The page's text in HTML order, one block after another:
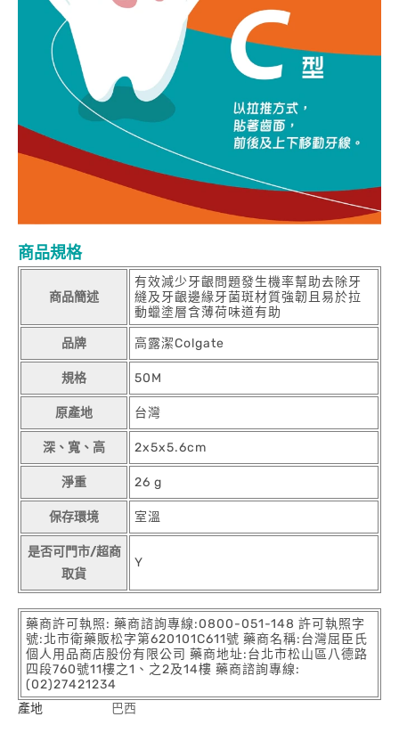
商品規格
商品簡述
有效減少牙齦問題發生機率幫助去除牙
縫及牙齦邊緣牙菌斑材質強韌且易於拉
動蠟塗層含薄荷味道有助
品牌 高露潔Colgate
規格 50M
原產地 台灣
深、寬、高 2x5x5.6cm
淨重 26 g
保存環境 室溫
是否可門市/超商
取貨
Y
藥商許可執照: 藥商諮詢專線:0800-051-148 許可執照字
號:北市衛藥販松字第620101C611號 藥商名稱:台灣屈臣氏
個人用品商店股份有限公司 藥商地址:台北市松山區八德路
四段760號11樓之1、之2及14樓 藥商諮詢專線:
(02)27421234
產地
巴西